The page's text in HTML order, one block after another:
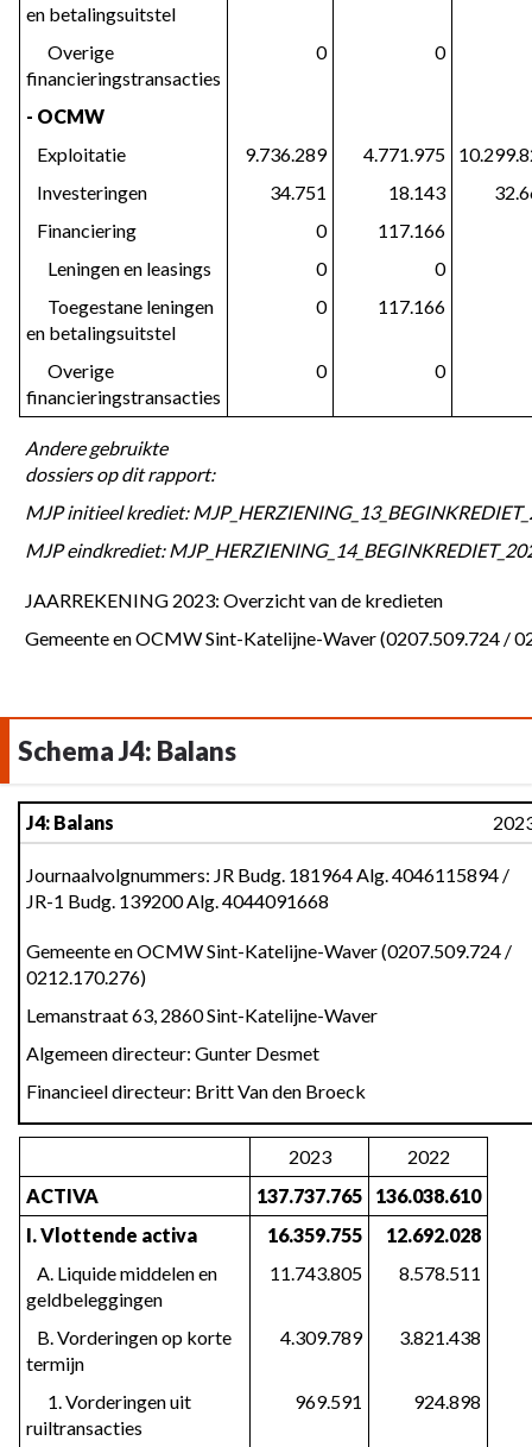
en betalingsuitstel
financieringstransacties
0 0
- OCMW
   Exploitatie
9.736.289 4.771.975
   Investeringen
34.751 18.143
   Financiering
0
117.166
      Leningen en leasings
0
0
en betalingsuitstel
0 117.166
financieringstransacties
0 0
Andere gebruikte
dossiers op dit rapport:
MJP initieel krediet:
MJP eindkrediet:
JAARREKENING 2023: Overzicht van de kredieten
Gemeente en OCMW Sint-Katelijne-Waver (0207.509.724 /
Schema J4: Balans
Terug
naar
navigatie
Balans
Schema
J4: Balans
Journaalvolgnummers: JR Budg. 181964 Alg. 4046115894 /
JR-1 Budg. 139200 Alg. 4044091668
Gemeente en OCMW Sint-Katelijne-Waver (0207.509.724 /
0212.170.276)
Lemanstraat 63, 2860 Sint-Katelijne-Waver
Algemeen directeur: Gunter Desmet
Financieel directeur: Britt Van den Broeck
2023
2022
ACTIVA
137.737.765
136.038.610
I. Vlottende activa
16.359.755
12.692.028
geldbeleggingen
11.743.805 8.578.511
termijn
4.309.789 3.821.438
ruiltransacties
969.591 924.898